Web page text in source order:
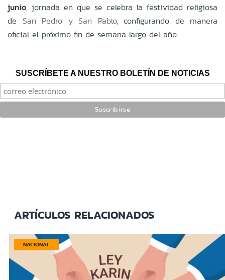
junio, jornada en que se celebra la festividad religiosa
de San Pedro y San Pablo, configurando de manera
oficial el próximo fin de semana largo del año.
SUSCRÍBETE A NUESTRO BOLETÍN DE NOTICIAS
ARTÍCULOS RELACIONADOS
NACIONAL